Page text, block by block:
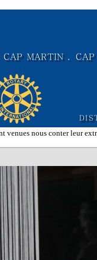
venues nous conter leur